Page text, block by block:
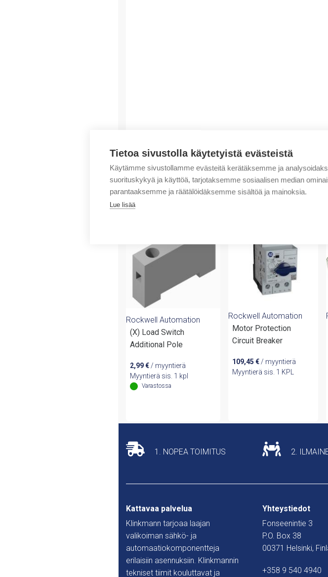
Tietoa sivustolla käytetyistä evästeistä
Käytämme sivustollamme evästeitä kerätäksemme ja
suorituskykyä ja käyttöä, tarjotaksemme sosiaalisen median
parantaaksemme ja räätälöidäksemme sisältöä ja mainoksia.
Lue lisääTuotteita samalta valmistajalta
Rockwell Automation
(X) Load Switch
Additional Pole
2,99€ / myyntierä
Myyntierä sis. 1 kpl
Varastossa
Rockwell Automation
Motor Protection
Circuit Breaker
109,45 €/ myyntierä
Myyntierä sis. 1 KPL
1. NOPEA TOIMITUS 2.
Kattavaa palvelua
Klinkmann tarjoaa laajan
valikoiman sähkö- ja
automaatiokomponentteja
erilaisiin asennuksiin. Klinkmannin
tekniset tiimit kouluttavat ja
Yhteystiedot
Fonseenintie 3
P.O. Box 38
00371 Helsinki,
+358 9 540 4940